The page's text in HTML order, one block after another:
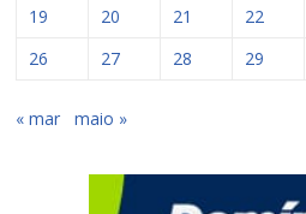
19 20 21 22
26
27 28 29
« mar maio »